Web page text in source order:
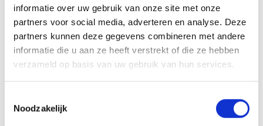
informatie over uw gebruik van onze site met onze
partners voor social media, adverteren en analyse. Deze
partners kunnen deze gegevens combineren met andere
informatie die u aan ze heeft verstrekt of die ze hebben
verzameld op basis van uw gebruik van hun services.
Noodzakelijk
€14.999,00 € 11.500,00
Opties
selecteren